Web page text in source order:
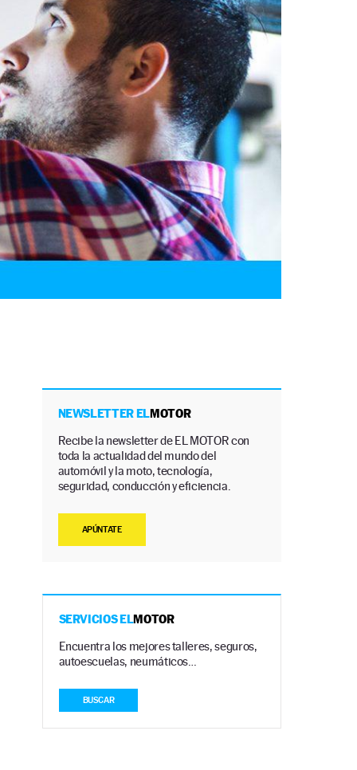
NEWSLETTER ELMOTOR
Recibe la newsletter de EL MOTOR con
toda la actualidad del mundo del
automóvil y la moto, tecnología,
seguridad, conducción y eficiencia.
APÚNTATE
SERVICIOS ELMOTOR
Encuentra los mejores talleres, seguros,
autoescuelas, neumáticos…
BUSCAR